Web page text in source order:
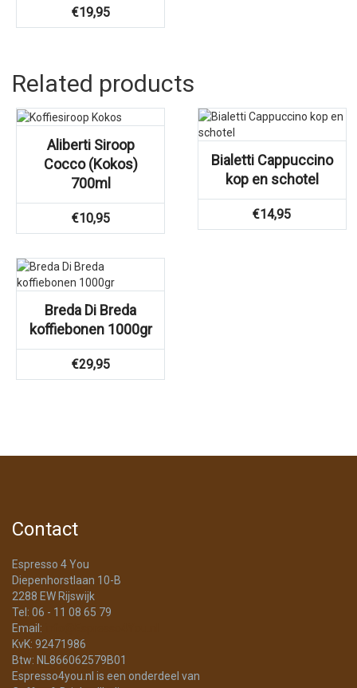
€19,95
Related products
Aliberti Siroop
Cocco (Kokos)
700ml
€10,95
Bialetti Cappuccino
kop en schotel
€14,95
Breda Di Breda
koffiebonen 1000gr
€29,95
Contact
Espresso 4 You
Diepenhorstlaan 10-B
2288 EW Rijswijk
Tel: 06 - 11 08 65 79
Email:
KvK: 92471986
Btw: NL866062579B01
Espresso4you.nl is een onderdeel van